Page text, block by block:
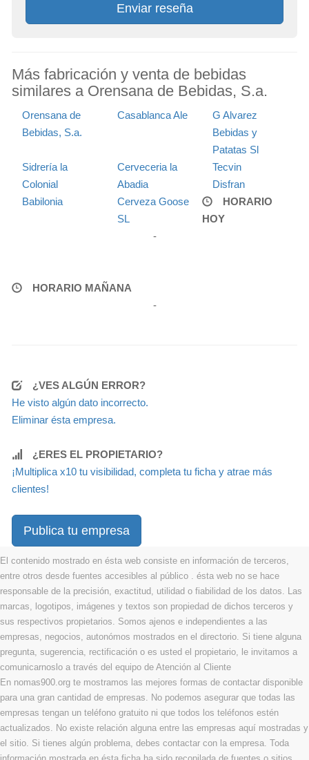
Enviar reseña
Más fabricación y venta de bebidas
similares a Orensana de Bebidas, S.a.
Orensana de
Bebidas, S.a.
Casablanca Ale
G Alvarez
Bebidas y
Patatas Sl
Sidrería la
Colonial
Cerveceria la
Abadia
Tecvin
Disfran
Babilonia
Cerveza Goose
SL
HORARIO
HOY
-
HORARIO MAÑANA
-
¿VES ALGÚN ERROR?
He visto algún dato incorrecto.
Eliminar ésta empresa.
¿ERES EL PROPIETARIO?
¡Multiplica x10 tu visibilidad, completa tu ficha y atrae más
clientes!
Publica tu empresa
El contenido mostrado en ésta web consiste en información de terceros,
entre otros desde fuentes accesibles al público . ésta web no se hace
responsable de la precisión, exactitud, utilidad o fiabilidad de los datos. Las
marcas, logotipos, imágenes y textos son propiedad de dichos terceros y
sus respectivos propietarios. Somos ajenos e independientes a las
empresas, negocios, autonómos mostrados en el directorio. Si tiene alguna
pregunta, sugerencia, rectificación o es usted el propietario, le invitamos a
comunicarnoslo a través del equipo de Atención al Cliente
En nomas900.org te mostramos las mejores formas de contactar disponible
para una gran cantidad de empresas. No podemos asegurar que todas las
empresas tengan un teléfono gratuito ni que todos los teléfonos estén
actualizados. No existe relación alguna entre las empresas aquí mostradas y
el sitio. Si tienes algún problema, debes contactar con la empresa. Toda